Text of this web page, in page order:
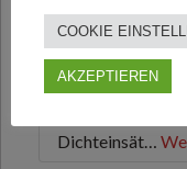
COOKIE
AKZEPTIEREN